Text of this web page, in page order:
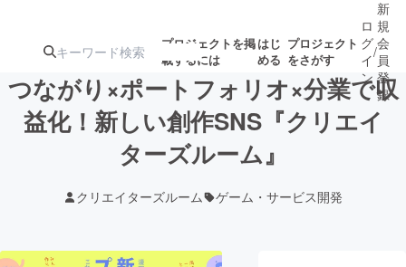
プロジェクトを掲
載するには
はじ
める
プロジェクト
をさがす
注目のリ 注目の新着プロ募集終了が近いプ
ロ
グ
イ
ン
/
新
規
会
員
登
録
つながり×ポートフォリオ×分業で収
益化！新しい創作SNS『クリエイ
ターズルーム』
クリエイターズルーム ゲーム・サービス開発